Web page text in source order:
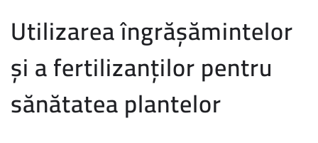
Utilizarea îngrășămintelor
și a fertilizanților pentru
sănătatea plantelor